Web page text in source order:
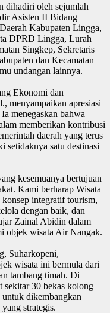
dihadiri oleh sejumlah
Asisten II Bidang
Kabupaten Lingga,
DPRD Lingga, Lurah
Singkep, Sekretaris
dan Kecamatan
undangan lainnya.
Ekonomi dan
menyampaikan apresiasi
menegaskan bahwa
memberikan kontribusi
daerah yang terus
setidaknya satu destinasi
kesemuanya bertujuan
Kami berharap Wisata
integratif tourism,
dengan baik, dan
Zainal Abidin dalam
objek wisata Air Nangak.
Suharkopeni,
wisata ini bermula dari
tambang timah. Di
sekitar 30 bekas kolong
dikembangkan
strategis.